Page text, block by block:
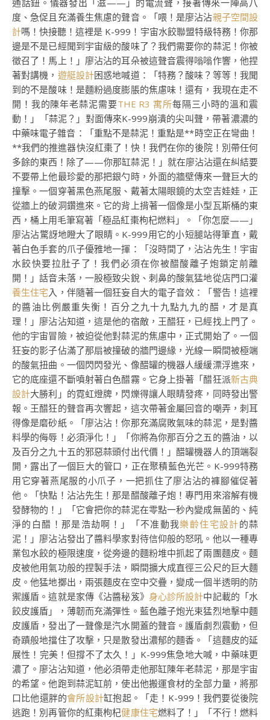
通話鈕。儀器發出「滋——」的電流聲，接著傳來一陣高八
度、急促且充滿養生焦慮的聲音。「喂！是廖沾沾親子空間設
計嗎！快接聽！這裡是 K-999！宇宙水餃聯盟特級特務！你那
邊是不是已經聞到宇宙級的酸味了？我們需要你的蒜泥！你被
徵召了！馬上！」廖沾沾的耳朵被這聲音震得嗡嗡作響，他捏
著對講機， 遊艇設計困惑地喊道：「特務？酸味？等等！我聞
到的不是酸味！是麵粉過度膨脹的焦慮味！還有，我現在走不
開！我的陳年老蒜泥需要THE R3 寓所每隔三小時的溫和震
動！」「蒜泥？」對面傳來K-999崩潰的尖叫聲，帶著濃濃的
中藥味電子雜音：「重點不是蒜泥！重點是**時空正在彎曲！
**我們的推進器快沒紅棗了！快！我們在你的後院！別帶任何
多餘的東西！除了——你那缸蒜泥！」就在廖沾沾還在糾結要
不要帶上他最珍愛的那把銀勺時，外面的牆壁傳來一聲巨大的
撞擊。一個穿著黑色燕尾服、戴著太陽眼鏡的太空吉娃娃，正
從牆上的破洞鑽進來。它的背上揹著一個像是小型瓦斯桶的東
西，桶上用毛筆寫著「極品紅棗枸杞燃料」。「你怎麼——」
廖沾沾驚訝地瞪大了眼睛。K-999用它的小短腿站得筆直，戴
著白色手套的爪子優雅地一揮：「沒時間了，沾沾先生！宇宙
水餃快要拉肚子了！我們必須在你被醋酸離子炮鎖定前離
開！」話音未落，一股極致尖銳、刺鼻的酸氣猛地從店門口灌
養生住宅入，伴隨著一個狂妄自大的電子音效：「警告！這裡
的醬油比例嚴重失衡！百分之九十九點九九的醋，才是真
理！」廖沾沾知道，這是他的宿敵，王醋狂，已經找上門了。
他的宇宙冒險，被迫從他對蒜泥的焦慮中，正式開始了。一個
狂妄的影子佔滿了那扇被撞破的牆門邊緣，光線一瞬間被極端
的酸氣扭曲。一個閃閃發光、像醋罐的機器人緩緩漂浮進來，
它的底座還不斷噴射著白色醋霧。它身上掛著「醋狂派新古典
設計大勝利」的霓虹燈牌，閃爍得讓人眼睛發疼，同時發出警
報。王醋狂的聲音再次響起，這次帶著金屬回音的嘲弄，刺耳
得像是磨砂紙。「廖沾沾！你那充滿腐敗氣味的蒜泥，是對醬
料學的侮辱！必須淨化！」「你將為你那百分之五的醬油，以
及百分之九十五的邪惡蒜頭付出代價！」醋罐機器人的頂端裂
開，露出了一個巨大的管口，正在聚積藍色光芒。K-999特務
用它穿著燕尾服的小爪子，一把抓住了廖沾沾的褲腳催促著
他。「快點！沾沾先生！那是醋酸離子炮！專門用來溶解有機
發酵物的！」「它會把你的蒜泥在零點一秒內變成無菌的、純
淨的白醋！那是浩劫啊！」「不准動我樂齡住宅設計的蒜
泥！」廖沾沾發出了醬料學家對待信仰般的怒吼。他以一種專
業包水餃的極限速度，從旁邊的麵粉堆中抓起了兩團麵皮。麵
皮被他用氣功般的捏製手法，瞬間擴大成直徑三公尺的巨大麵
皮。他猛地擲出，兩張麵皮在空中交疊，變成一個半透明的防
禦護盾。這就是家傳《沾醬秘笈》 身心診所設計中記載的「水
餃皮護盾」，薄韌而充滿彈性。藍色離子炮光束猛烈地擊中麵
皮護盾，發出了一聲像是汽水開蓋的聲音。護盾劇烈震動，但
奇蹟般地擋住了攻擊，只是散發出濃郁的麵香。「這麵皮的延
展性！完美！但撐不了太久！」K-999焦急地大喊，中藥味更
濃了。廖沾沾知道，他必須帶走他那缸陳年老蒜泥，那是宇宙
的希望。他跑到蒜泥缸前，使出他搬運食材的全部力量，將那
口比他還胖的會所設計缸抱起。「走！K-999！我們要從後院
逃跑！別再管你的紅棗枸杞健康住宅燃料了！」「不行！燃料